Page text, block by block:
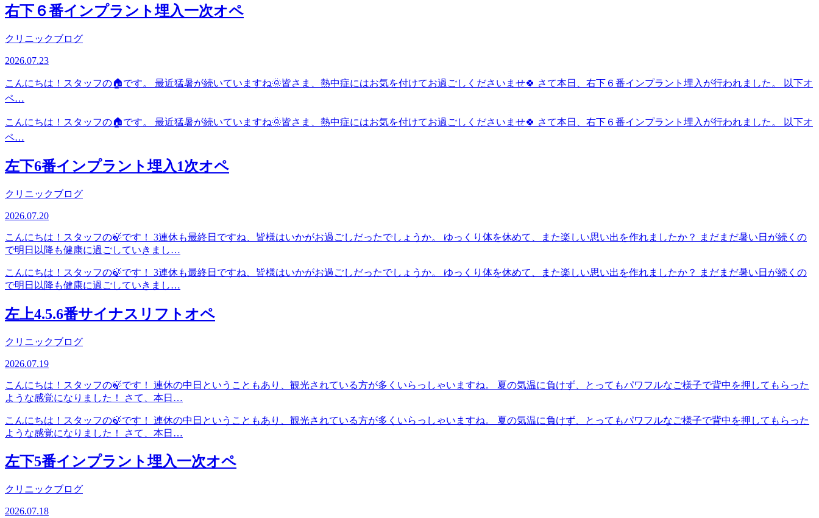
右下６番インプラント埋入一次オペ
クリニックブログ
2026.07.23
こんにちは！スタッフの🏠です。 最近猛暑が続いていますね🌞皆さま、熱中症にはお気を付けてお過ごしくださいませ🍀 さて本日、右下６番インプラント埋入が行われました。 以下オ
ペ…
こんにちは！スタッフの🏠です。 最近猛暑が続いていますね🌞皆さま、熱中症にはお気を付けてお過ごしくださいませ🍀 さて本日、右下６番インプラント埋入が行われました。 以下オ
ペ…
左下6番インプラント埋入1次オペ
クリニックブログ
2026.07.20
こんにちは！スタッフの🍃です！ 3連休も最終日ですね、皆様はいかがお過ごしだったでしょうか。 ゆっくり体を休めて、また楽しい思い出を作れましたか？ まだまだ暑い日が続くの
で明日以降も健康に過ごしていきまし…
こんにちは！スタッフの🍃です！ 3連休も最終日ですね、皆様はいかがお過ごしだったでしょうか。 ゆっくり体を休めて、また楽しい思い出を作れましたか？ まだまだ暑い日が続くの
で明日以降も健康に過ごしていきまし…
左上4.5.6番サイナスリフトオペ
クリニックブログ
2026.07.19
こんにちは！スタッフの🍃です！ 連休の中日ということもあり、観光されている方が多くいらっしゃいますね。 夏の気温に負けず、とってもパワフルなご様子で背中を押してもらった
ような感覚になりました！ さて、本日…
こんにちは！スタッフの🍃です！ 連休の中日ということもあり、観光されている方が多くいらっしゃいますね。 夏の気温に負けず、とってもパワフルなご様子で背中を押してもらった
ような感覚になりました！ さて、本日…
左下5番インプラント埋入一次オペ
クリニックブログ
2026.07.18